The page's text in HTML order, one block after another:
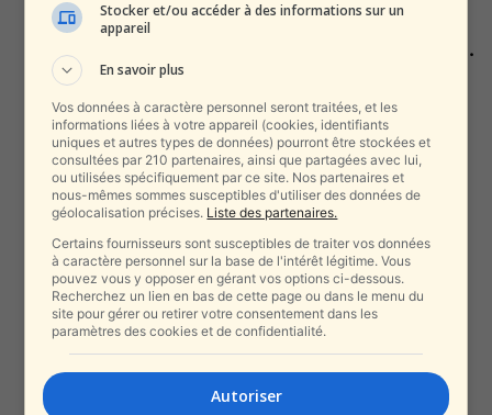
Jérusalem : la France recule sur...
alxprss_sab
France : le gouvernement
s’effondre avant même de
commencer – Macron...
alxprss_sab -
Plan Trump pour Gaza : Macron
salue un “cessez-le-feu à
portée...
alxprss_sab - 5 octobre 2025
En embuscade ? Peut-être
Stocker et/ou accéder à des informations sur un
appareil
En savoir plus
Vos données à caractère personnel seront traitées, et les
informations liées à votre appareil (cookies, identifiants
uniques et autres types de données) pourront être stockées et
consultées par 210 partenaires, ainsi que partagées avec lui,
ou utilisées spécifiquement par ce site. Nos partenaires et
nous-mêmes sommes susceptibles d'utiliser des données de
géolocalisation précises. Liste des partenaires.
Certains fournisseurs sont susceptibles de traiter vos données
à caractère personnel sur la base de l'intérêt légitime. Vous
pouvez vous y opposer en gérant vos options ci-dessous.
Recherchez un lien en bas de cette page ou dans le menu du
site pour gérer ou retirer votre consentement dans les
paramètres des cookies et de confidentialité.
Autoriser